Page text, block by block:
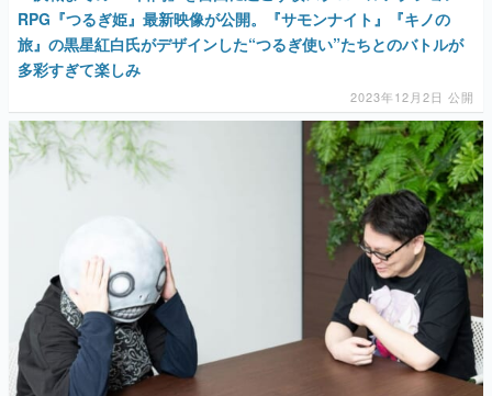
2023年12月2日 公開
“炎上”したクリエイターはどうしたらいいのか？ 『FGO』塩川洋